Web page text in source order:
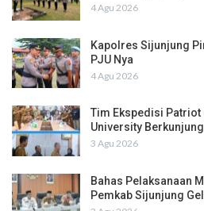
4 Agu 2026
Kapolres Sijunjung
PJU Nya
4 Agu 2026
Tim Ekspedisi Patriot
University
3 Agu 2026
Bahas Pelaksanaan
Pemkab Sijunjung